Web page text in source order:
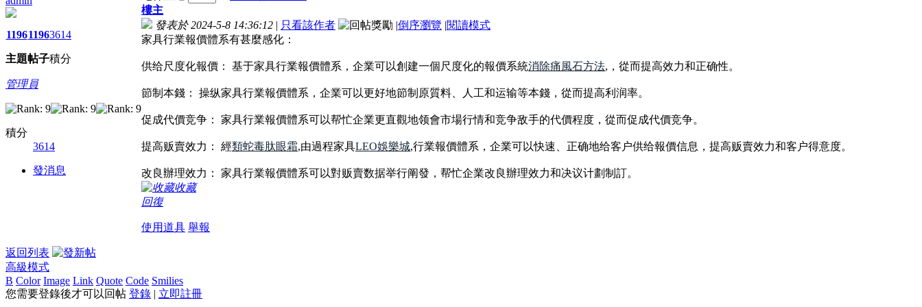
1196
主題
1196
帖子
3614
積分
管理員
積分
3614
發消息
樓主
發表於 2024-5-8 14:36:12 | 只看該作者 |倒序瀏覽 |閱讀模式
家具行業報價體系有甚麼感化：
供给尺度化報價： 基于家具行業報價體系，企業可以創建一個尺度化的報價系統消除痛風石方法,，從而提高效力和正确性。
節制本錢： 操纵家具行業報價體系，企業可以更好地節制原質料、人工和运输等本錢，從而提高利润率。
促成代價竞争： 家具行業報價體系可以帮忙企業更直觀地领會市場行情和竞争敌手的代價程度，從而促成代價竞争。
提高贩賣效力： 經類蛇毒肽眼霜,由過程家具LEO娛樂城,行業報價體系，企業可以快速、正确地给客户供给報價信息，提高贩賣效力和客户得意度。
改良辦理效力： 家具行業報價體系可以對贩賣数据举行阐發，帮忙企業改良辦理效力和决议计劃制訂。
收藏
回復
使用道具 舉報
返回列表
高級模式
B Color Image Link Quote Code Smilies
您需要登錄後才可以回帖 登錄 | 立即註冊